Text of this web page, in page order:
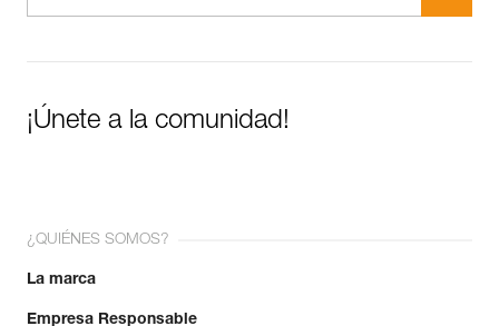
¡Únete a la comunidad!
¿QUIÉNES SOMOS?
La marca
Empresa Responsable